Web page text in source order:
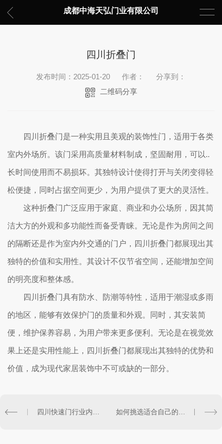
成都中海天弘门业有限公司
四川折叠门
发布时间：2025-01-20 作者：
分享到：
二维码分享
四川折叠门是一种实用且美观的装饰性门，适用于各类
室内外场所。该门采用高质量材料制成，坚固耐用，可以..
长时间使用而不易损坏。其独特设计使得打开与关闭变得轻
松便捷，同时占据空间更少，为用户提供了更大的灵活性。
这种折叠门广泛应用于家庭、商业和办公场所，因其简
洁大方的外观和多功能性而备受青睐。无论是作为房间之间
的隔断还是作为室内外交通的门户，四川折叠门都展现出其
独特的价值和实用性。其设计不仅节省空间，还能增加空间
的明亮度和整体感。
四川折叠门具有防水、防潮等特性，适用于潮湿或多雨
的地区，能够有效保护门的质量和外观。同时，其安装简
便，维护保养容易，为用户带来更多便利。无论是在视觉效
果上还是实用性能上，四川折叠门都展现出其独特的优势和
价值，成为现代家居装饰中不可或缺的一部分。